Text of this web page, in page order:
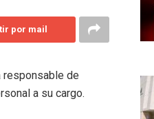
por mail
responsable de
a su cargo.